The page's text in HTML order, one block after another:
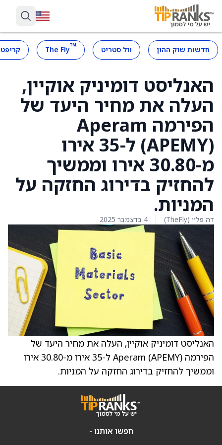
חדשות שוק ההון וול סטריט ™
The Fly
האנליסט דומיניק אוקיין,
העלה את מחיר היעד של
הפירמה Aperam
(APEMY) ל-35 אירו
מ-30.80 אירו וממשיך
להחזיק בדירוג החזקה על
המניות.
דה פליי (TheFly) 4 בדצמבר 2025
האנליסט דומיניק אוקיין, העלה את מחיר היעד של
הפירמה Aperam (APEMY) ל-35 אירו מ-30.80 אירו
וממשיך להחזיק בדירוג החזקה על המניות.
חפשו אותנו -